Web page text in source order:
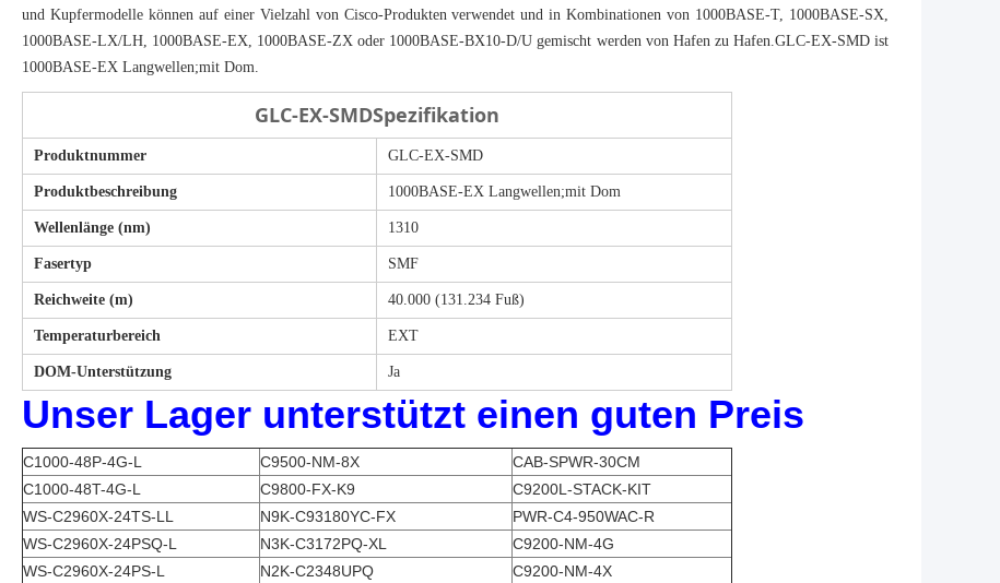
und Kupfermodelle können auf einer Vielzahl von Cisco-Produkten verwendet und in Kombinationen von 1000BASE-T, 1000BASE-SX,
1000BASE-LX/LH, 1000BASE-EX, 1000BASE-ZX oder 1000BASE-BX10-D/U gemischt werden von Hafen zu Hafen.GLC-EX-SMD ist
1000BASE-EX Langwellen;mit Dom.
GLC-EX-SMDSpezifikation
Produktnummer GLC-EX-SMD
Produktbeschreibung 1000BASE-EX Langwellen;mit Dom
Wellenlänge (nm) 1310
Fasertyp SMF
Reichweite (m) 40.000 (131.234 Fuß)
Temperaturbereich EXT
DOM-Unterstützung Ja
Unser Lager unterstützt einen guten Preis
C1000-48P-4G-L C9500-NM-8X
CAB-SPWR-30CM
C1000-48T-4G-L
C9800-FX-K9
C9200L-STACK-KIT
WS-C2960X-24TS-LL
N9K-C93180YC-FX
PWR-C4-950WAC-R
WS-C2960X-24PSQ-L
N3K-C3172PQ-XL
C9200-NM-4G
WS-C2960X-24PS-L
N2K-C2348UPQ
C9200-NM-4X